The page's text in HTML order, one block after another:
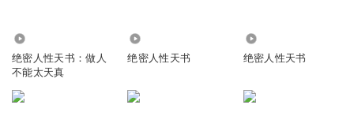
绝密人性天书：做人
不能太天真
绝密人性天书 绝密人性天书